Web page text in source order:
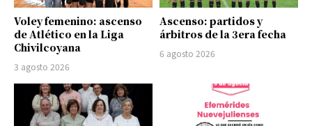
Voley femenino: ascenso
de Atlético en la Liga
Chivilcoyana
3 agosto 2026
Ascenso: partidos y
árbitros de la 3era fecha
6 agosto 2026